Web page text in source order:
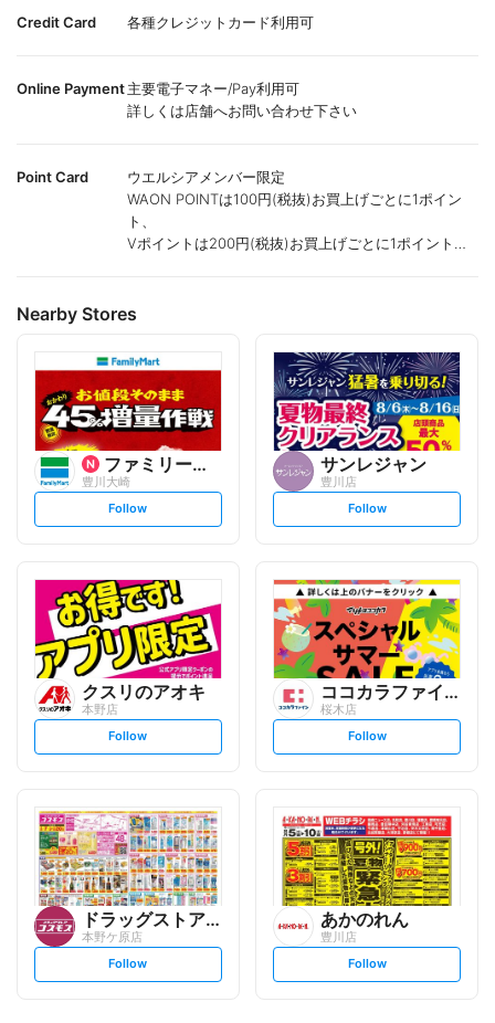
Credit Card 各種クレジットカード利用可
Online Payment主要電子マネー/Pay利用可
詳しくは店舗へお問い合わせ下さい
Point Card
ウエルシアメンバー限定
WAON POINTは100円(税抜)お買上げごとに1ポイン
ト、
Vポイントは200円(税抜)お買上げごとに1ポイント進
Nearby Stores
ファミリーマート
豊川大崎
s
t
l
o
w
Follow
サンレジャン
豊川店
s
t
l
o
w
Follow
クスリのアオキ
本野店
s
t
l
o
w
Follow
ココカラファイン
桜木店
s
t
o
w
Follow
ドラッグストアコスモス
本野ケ原店
s
t
Follow
あかのれん
豊川店
s
t
Follow